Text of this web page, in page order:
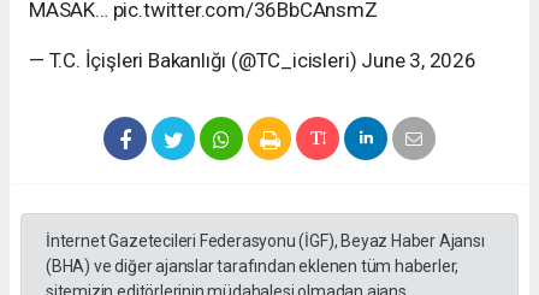
MASAK… pic.twitter.com/36BbCAnsmZ
— T.C. İçişleri Bakanlığı (@TC_icisleri) June 3, 2026
İnternet Gazetecileri Federasyonu (İGF), Beyaz Haber Ajansı
(BHA) ve diğer ajanslar tarafından eklenen tüm haberler,